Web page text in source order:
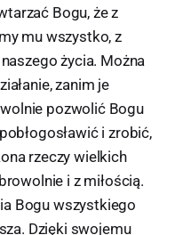
Bogu, że z
mu wszystko, z
życia. Można
zanim je
pozwolić Bogu
i zrobić,
rzeczy wielkich
i z miłością.
Bogu wszystkiego
Dzięki swojemu